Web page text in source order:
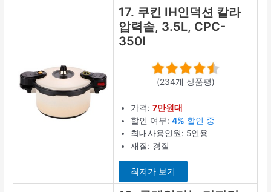
17. 쿠킨 IH인덕션 칼라
압력솥, 3.5L, CPC-
350I
(234개 상품평)
가격:7만원대
할인 여부:4% 할인 중
최대사용인원: 5인용
재질: 경질
최저가 보기